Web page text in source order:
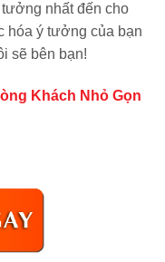
nhất đến cho
hóa ý tưởng của bạn
sẽ bên bạn!
Khách Nhỏ Gọn